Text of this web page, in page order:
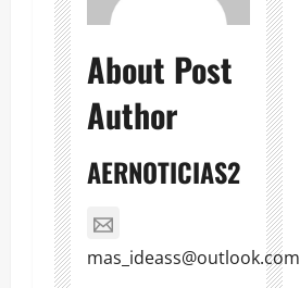
About Post
Author
AERNOTICIAS2
mas_ideass@outlook.com